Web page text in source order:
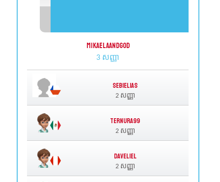
MikaelaandGod
3 សញ្ញា
Sebielias
2 សញ្ញា
Ternura99
2 សញ្ញា
Daveliel
2 សញ្ញា